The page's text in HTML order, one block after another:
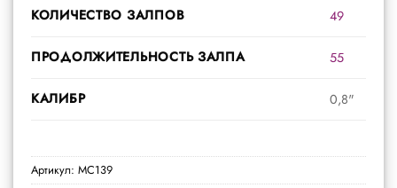
КОЛИЧЕСТВО ЗАЛПОВ 49
ПРОДОЛЖИТЕЛЬНОСТЬ ЗАЛПА 55
КАЛИБР 0,8"
Артикул: MC139